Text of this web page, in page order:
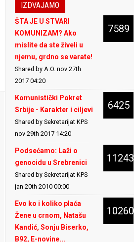
IZDVAJAMO
7589
ŠTA JE U STVARI
KOMUNIZAM? Ako
mislite da ste živeli u
njemu, grdno se varate!
Shared by A.O. nov 27th
2017 04:20
6425
Komunistički Pokret
Srbije - Karakter i ciljevi
Shared by Sekretarijat KPS
nov 29th 2017 14:20
11243
Podsećamo: Laži o
genocidu u Srebrenici
Shared by Sekretarijat KPS
jan 20th 2010 00:00
10260
Evo ko i koliko plaća
Žene u crnom, Natašu
Kandić, Sonju Biserko,
B92, E-novine...